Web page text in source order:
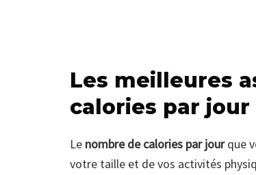
Les meilleures
calories par jour
Le nombre de calories par jourque
votre taille et de vos activités